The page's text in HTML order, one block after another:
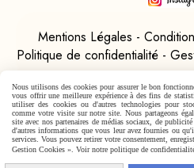
Mentions Légales
Politique de confidentialité
Nous utilisons des cookies pour assurer le bon
vous offrir une meilleure expérience à des fins de
utiliser des cookies ou d'autres technologies pour
comme votre visite sur notre site. Nous partageons
site avec nos partenaires de médias sociaux, de
d'autres informations que vous leur avez fournies ou
services. Vous pouvez retirer votre consentement,
Gestion Cookies ». Voir notre politique de